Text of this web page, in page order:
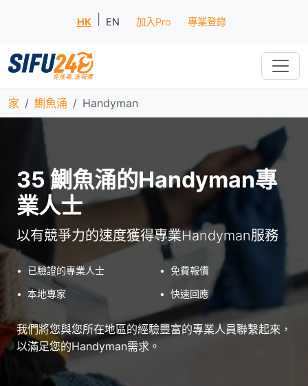
HK EN 加入Pro 專業登錄
家 鰂魚涌 Handyman
35 鰂魚涌的Handyman專
業人士
以有競爭力的速度獲得專業Handyman服務
• 已驗證的專業人士 • 免費報價
• 本地專家 • 快速回應
我們將您與您所在地區的經驗豐富的專業人員聯繫起來，
以滿足您的Handyman需求。